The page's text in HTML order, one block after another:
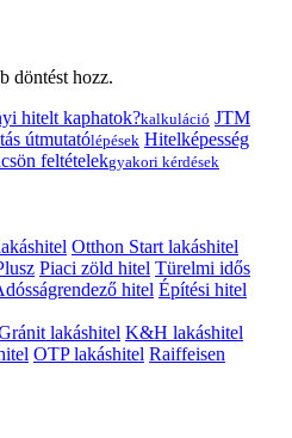
döntést hozz.
hitelt kaphatok?kalkuláció JTM
útmutatólépések Hitelképesség
feltételekgyakori kérdések
Otthon Start lakáshitel
Piaci zöld hitel Türelmi idős
hitel Építési hitel
lakáshitel K&H lakáshitel
OTP lakáshitel Raiffeisen